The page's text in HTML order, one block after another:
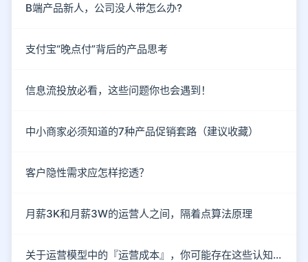
B端产品新人，公司没人带怎么办?
支付宝“晚点付”背后的产品思考
信息流投放必看，这些问题你也会遇到！
中小商家必须知道的7种产品促销套路（建议收藏）
客户隐性需求应怎样挖透？
月薪3K和月薪3W的运营人之间，隔着点算法原理
关于运营模型中的『运营成本』，你可能存在这些认知误区！